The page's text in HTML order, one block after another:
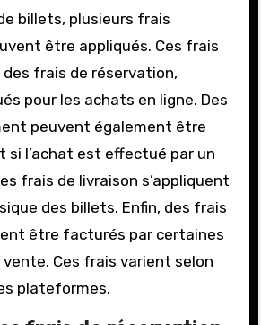
billets, plusieurs frais
être appliqués. Ces frais
frais de réservation,
pour les achats en ligne. Des
peuvent également être
si l’achat est effectué par un
frais de livraison s’appliquent
des billets. Enfin, des frais
être facturés par certaines
Ces frais varient selon
plateformes.